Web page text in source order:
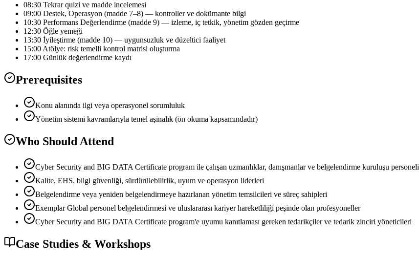
08:30 Tekrar quizi ve madde incelemesi
09:00 Destek, Operasyon (madde 7–8) — kontroller ve dokümante bilgi
10:30 Performans Değerlendirme (madde 9) — izleme, iç tetkik, yönetim gözden geçirme
12:30 Öğle yemeği
13:30 İyileştirme (madde 10) — uygunsuzluk ve düzeltici faaliyet
15:00 Atölye: risk temelli kontrol matrisi oluşturma
17:00 Günlük değerlendirme kaydı
Prerequisites
Konu alanında ilgi veya operasyonel sorumluluk
Yönetim sistemi kavramlarıyla temel aşinalık (ön okuma kapsamındadır)
Who Should Attend
Cyber Security and BIG DATA Certificate program ile çalışan uzmanlıklar, danışmanlar ve belgelendirme kuruluşu personeli
Kalite, EHS, bilgi güvenliği, sürdürülebilirlik, uyum ve operasyon liderleri
Belgelendirme veya yeniden belgelendirmeye hazırlanan yönetim temsilcileri ve süreç sahipleri
Exemplar Global personel belgelendirmesi ve uluslararası kariyer hareketliliği peşinde olan profesyoneller
Cyber Security and BIG DATA Certificate program'e uyumu kanıtlaması gereken tedarikçiler ve tedarik zinciri yöneticileri
Case Studies & Workshops